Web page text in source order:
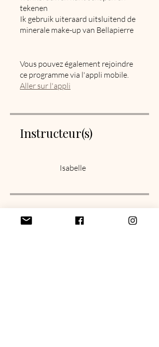
tekenen
Ik gebruik uiteraard uitsluitend de
minerale make-up van Bellapierre
Vous pouvez également rejoindre
ce programme via l'appli mobile.
Aller sur l'appli
Instructeur(s)
Isabelle
Prix